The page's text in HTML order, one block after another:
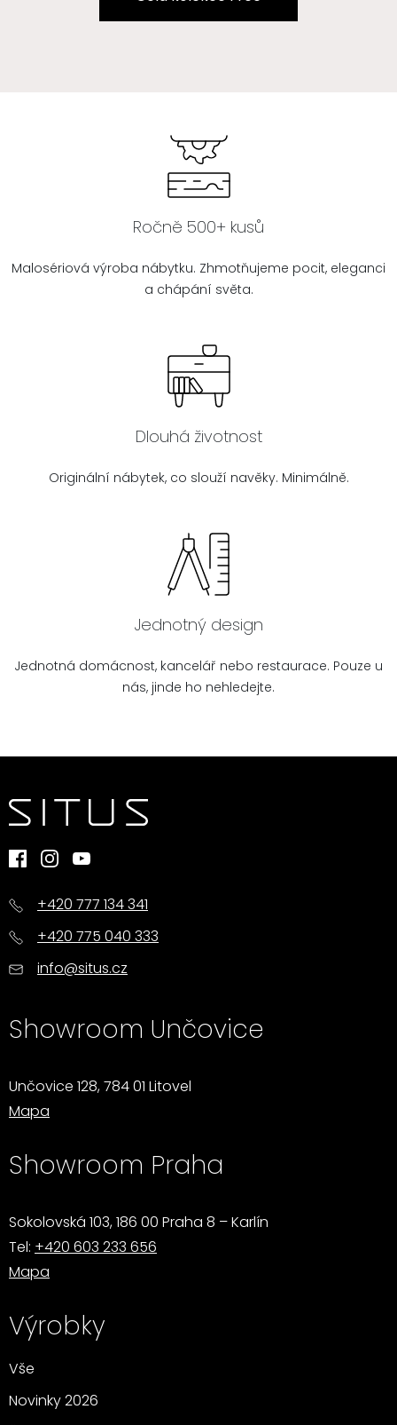
Ročně 500+ kusů
Malosériová výroba nábytku. Zhmotňujeme pocit, eleganci
a chápání světa.
Dlouhá životnost
Originální nábytek, co slouží navěky. Minimálně.
Jednotný design
Jednotná domácnost, kancelář nebo restaurace. Pouze u
nás, jinde ho nehledejte.
+420 777 134 341
+420 775 040 333
info@situs.cz
Showroom Unčovice
Unčovice 128, 784 01 Litovel
Mapa
Showroom Praha
Sokolovská 103, 186 00 Praha 8 – Karlín
Tel: +420 603 233 656
Mapa
Výrobky
Vše
Novinky 2026